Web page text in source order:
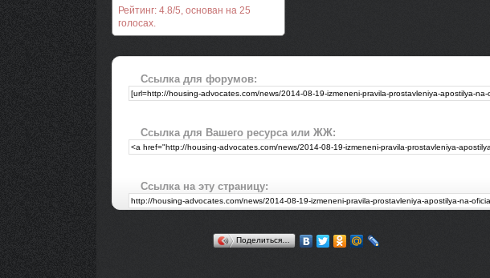
Рейтинг: 4.8/5, основан на 25
голосах.
Ссылка для форумов:
Ссылка для Вашего ресурса или ЖЖ:
Ссылка на эту страницу:
Поделиться…